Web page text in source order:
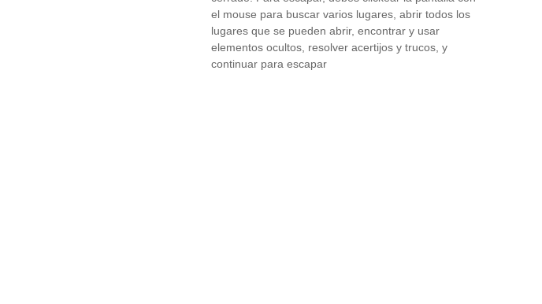
el mouse para buscar varios lugares, abrir todos los
lugares que se pueden abrir, encontrar y usar
elementos ocultos, resolver acertijos y trucos, y
continuar para escapar